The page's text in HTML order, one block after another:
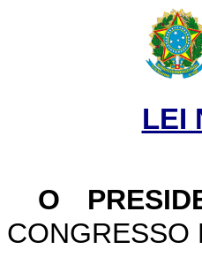
LEI
O
CONGRESSO